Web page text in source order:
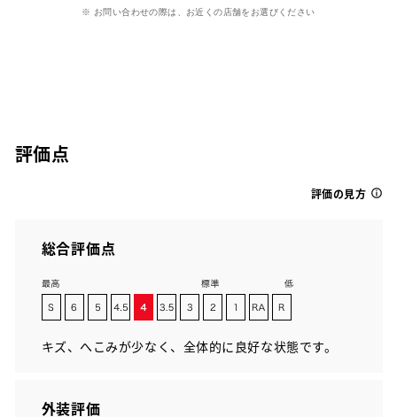
※ お問い合わせの際は、お近くの店舗をお選びください
評価点
評価の見方
総合評価点
キズ、へこみが少なく、全体的に良好な状態です。
外装評価